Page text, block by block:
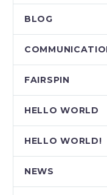
BLOG
FAIRSPIN
HELLO WORLD
HELLO WORLD!
NEWS